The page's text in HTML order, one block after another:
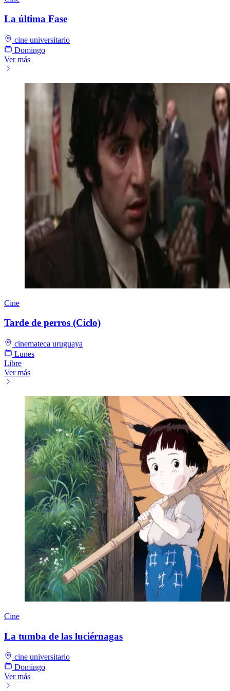
La última Fase
cine universitario
Domingo
Ver más
Cine
Tarde de perros (Ciclo)
cinemateca uruguaya
Lunes
Libre
Ver más
Cine
La tumba de las luciérnagas
cine universitario
Domingo
Ver más